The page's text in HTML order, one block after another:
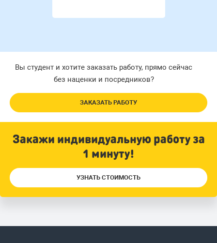
Вы студент и хотите заказать работу, прямо сейчас
без наценки и посредников?
ЗАКАЗАТЬ РАБОТУ
Закажи индивидуальную работу за
1 минуту!
УЗНАТЬ СТОИМОСТЬ